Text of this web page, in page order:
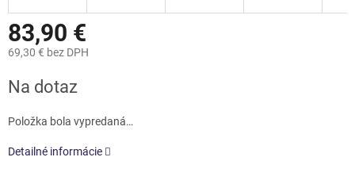
83,90 €
69,30 € bez DPH
cena:
Na dotaz
Položka bola vypredaná…
Detailné informácie